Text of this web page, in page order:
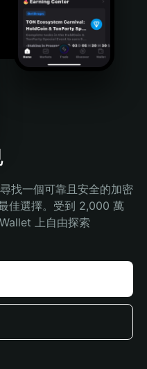
找一個可靠且安全的加密
佳選擇。受到 2,000 萬
上自由探索